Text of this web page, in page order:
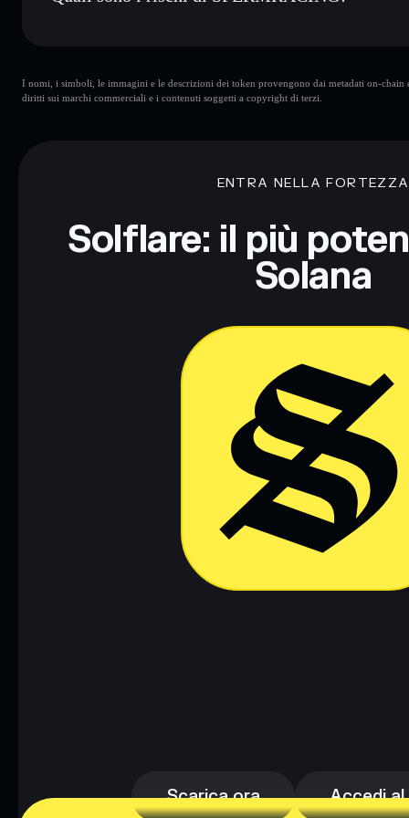
SPERMRACING mutevoli
I nomi, i simboli, le immagini e le descrizioni dei token provengono dai metadati on-
diritti sui marchi commerciali e i contenuti soggetti a copyright di terzi.
ENTRA NELLA FORTEZZA
Solflare: il più
Solana
Scarica ora Accedi